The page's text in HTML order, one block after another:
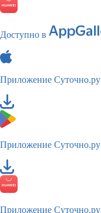
Доступно в
Приложение Суточно.ру
Приложение Суточно.ру
Приложение Суточно.ру